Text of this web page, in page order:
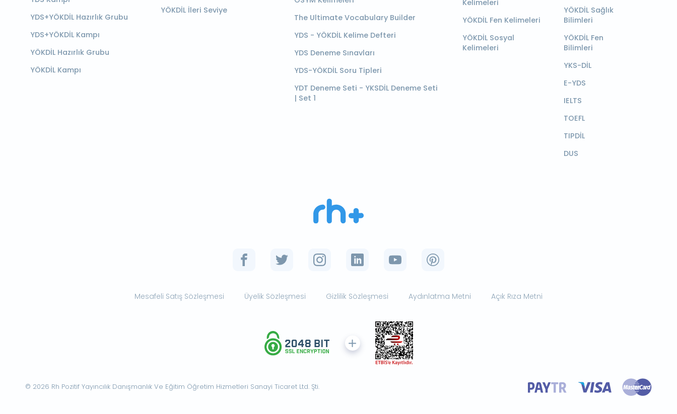
YDS+YÖKDİL Hazırlık Grubu
YDS+YÖKDİL Kampı
YÖKDİL Hazırlık Grubu
YÖKDİL Kampı
YÖKDİL İleri Seviye
The Ultimate Vocabulary Builder
YDS - YÖKDİL Kelime Defteri
YDS Deneme Sınavları
YDS-YÖKDİL Soru Tipleri
YDT Deneme Seti - YKSDİL Deneme Seti
| Set 1
Kelimeleri
YÖKDİL Fen Kelimeleri
YÖKDİL Sosyal
Kelimeleri
YÖKDİL Sağlık
Bilimleri
YÖKDİL Fen
Bilimleri
YKS-DİL
E-YDS
IELTS
TOEFL
TIPDİL
DUS
Mesafeli Satış Sözleşmesi Üyelik Sözleşmesi Gizlilik Sözleşmesi Aydınlatma Metni Açık Rıza Metni
© 2026 Rh Pozitif Yayıncılık Danışmanlık Ve Eğitim Öğretim Hizmetleri Sanayi Ticaret Ltd. Şti.